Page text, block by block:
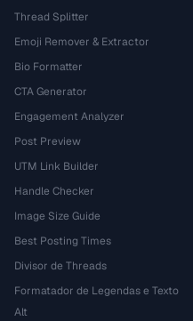
Thread Splitter
Emoji Remover & Extractor
Bio Formatter
CTA Generator
Engagement Analyzer
Post Preview
UTM Link Builder
Handle Checker
Image Size Guide
Best Posting Times
Divisor de Threads
Formatador de Legendas e Texto
Alt